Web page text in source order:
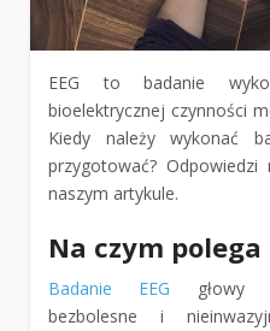
EEG to badanie
bioelektrycznej czynności
Kiedy należy wykonać
przygotować?
naszym artykule.
Na czym polega
Badanie EEG głowy
bezbolesne i